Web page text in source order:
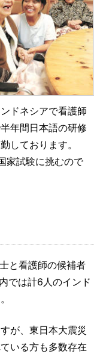
ドネシアで看護師
年間日本語の研修
しております。
家試験に挑むので
と看護師の候補者
では計6人のインド
が、東日本大震災
いる方も多数存在